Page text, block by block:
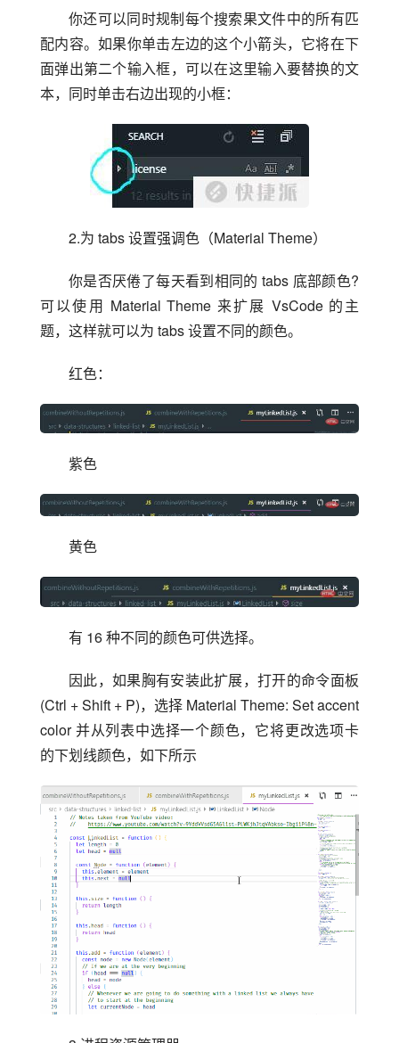
你还可以同时规制每个搜索果文件中的所有匹
配内容。如果你单击左边的这个小箭头，它将在下
面弹出第二个输入框，可以在这里输入要替换的文
本，同时单击右边出现的小框：
2.为 tabs 设置强调色（Material Theme）
你是否厌倦了每天看到相同的 tabs 底部颜色?
可以使用 Material Theme 来扩展 VsCode 的主
题，这样就可以为 tabs 设置不同的颜色。
红色：
紫色
黄色
有 16 种不同的颜色可供选择。
因此，如果胸有安装此扩展，打开的命令面板
(Ctrl + Shift + P)，选择 Material Theme: Set accent
color 并从列表中选择一个颜色，它将更改选项卡
的下划线颜色，如下所示